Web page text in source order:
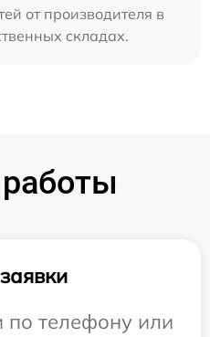
от производителя в
складах.
по телефону или